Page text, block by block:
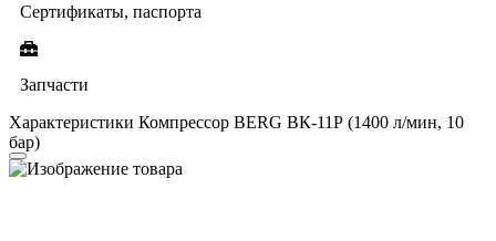
Сертификаты, паспорта
Запчасти
Характеристики Компрессор BERG ВК-11Р (1400 л/мин, 10
бар)